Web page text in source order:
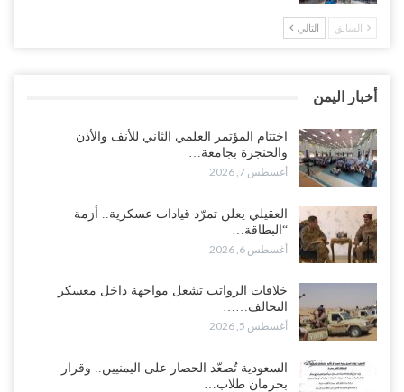
“حضرموت“| في تصعيد غير مسبوق.. انتشار فصيل “مكافحة الإرهاب”
للسعودية بشأن النفط..!
أغسطس 6, 2026
الرئاسي مرحلة التفكك المؤسسي..!
أغسطس 5, 2026
حضرموت على حافة الانفجار.. اشتباكات قبلية مع فصائل سعودية
وتعزيزات عسكرية لحماية ترتيبات تصدير النفط..!
أغسطس 5, 2026
وسط معركة سعودية لإسقاط آخر معاقل الزبيدي.. القبائل تستنفر و”درع
الوطن” تبدأ الانتشار..!
السابق التالي
أخبار اليمن
اختتام المؤتمر العلمي الثاني للأنف والأذن
والحنجرة بجامعة…
أغسطس 7, 2026
العقيلي يعلن تمرّد قيادات عسكرية.. أزمة
“البطاقة…
أغسطس 6, 2026
خلافات الرواتب تشعل مواجهة داخل معسكر
التحالف……
أغسطس 5, 2026
السعودية تُصعّد الحصار على اليمنيين.. وقرار
بحرمان طلاب…